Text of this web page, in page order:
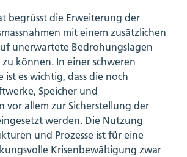
begrüsst die Erweiterung der
mit einem zusätzlichen
unerwartete Bedrohungslagen
können. In einer schweren
ist es wichtig, dass die noch
Speicher und
vor allem zur Sicherstellung der
werden. Die Nutzung
und Prozesse ist für eine
Krisenbewältigung zwar